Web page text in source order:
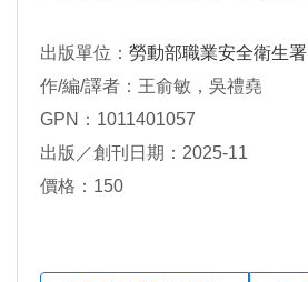
出版單位： 勞動部職業安全衛生署
作/編/譯者：王俞敏，吳禮堯
GPN：1011401057
出版／創刊日期：2025-11
價格：150